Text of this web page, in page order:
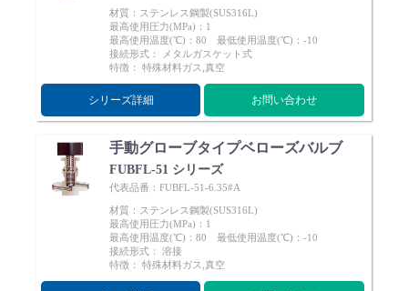
説明会・講習会
ログイン
会社情報
Corporate Blog
材質：ステンレス鋼製(SUS316L)
最高使用圧力(MPa)：1
最高使用温度(℃)：80 最低使用温度(℃)：-10
接続形式： メタルガスケット式
特徴： 特殊材料ガス,真空
シリーズ詳細 お問い合わせ
手動グローブタイプベローズバルブ
FUBFL-51 シリーズ
代表品番：FUBFL-51-6.35#A
材質：ステンレス鋼製(SUS316L)
最高使用圧力(MPa)：1
最高使用温度(℃)：80 最低使用温度(℃)：-10
接続形式： 溶接
特徴： 特殊材料ガス,真空